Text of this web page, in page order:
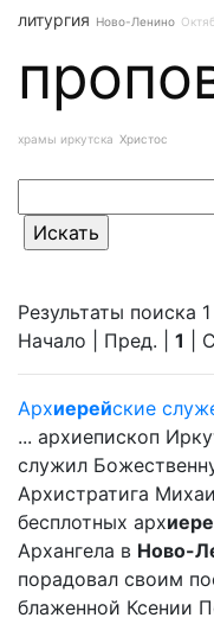
литургия Ново-Ленино
храмы иркутска Христос
Результаты поиска
Начало | Пред. | 1 |
Архиерейские
... архиепископ
служил
Архистратига
бесплотных арх
Архангела в Ново-
порадовал своим
блаженной Ксении